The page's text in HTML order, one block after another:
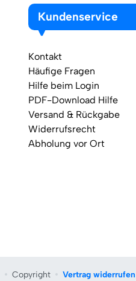
Kundenservice
Kontakt
Häufige Fragen
Hilfe beim Login
PDF-Download Hilfe
Versand & Rückgabe
Widerrufsrecht
Abholung vor Ort
Copyright Vertrag widerrufen